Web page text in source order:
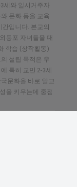
세와 일시거주자
문화 등을 교육
입니다. 본교의
동포 자녀들을 대
학습 (창작활동)
설립 목적은 우
특히 교민 2-3세
문화을 바로 알고
을 키우는데 중점